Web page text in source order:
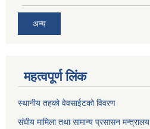
अन्य
महत्वपूर्ण लिंक
स्थानीय तहको वेवसाईटको विवरण
संघीय मामिला तथा सामान्य प्रसासन मन्त्रालय